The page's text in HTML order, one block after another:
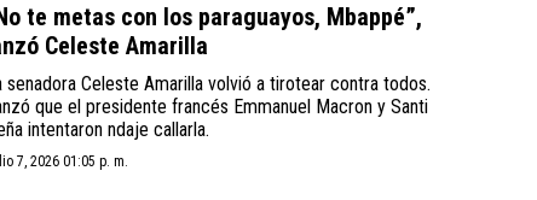
te metas con los paraguayos, Mbappé”,
Celeste Amarilla
senadora Celeste Amarilla volvió a tirotear contra todos.
que el presidente francés Emmanuel Macron y Santi
intentaron ndaje callarla.
7, 2026 01:05 p. m.